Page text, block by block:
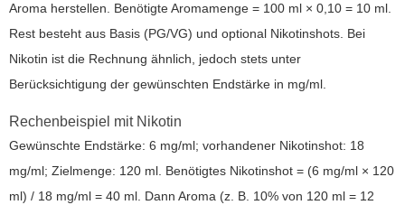
Aroma herstellen. Benötigte Aromamenge = 100 ml × 0,10 = 10 ml.
Rest besteht aus Basis (PG/VG) und optional Nikotinshots. Bei
Nikotin ist die Rechnung ähnlich, jedoch stets unter
Berücksichtigung der gewünschten Endstärke in mg/ml.
Rechenbeispiel mit Nikotin
Gewünschte Endstärke: 6 mg/ml; vorhandener Nikotinshot: 18
mg/ml; Zielmenge: 120 ml. Benötigtes Nikotinshot = (6 mg/ml × 120
ml) / 18 mg/ml = 40 ml. Dann Aroma (z. B. 10% von 120 ml = 12